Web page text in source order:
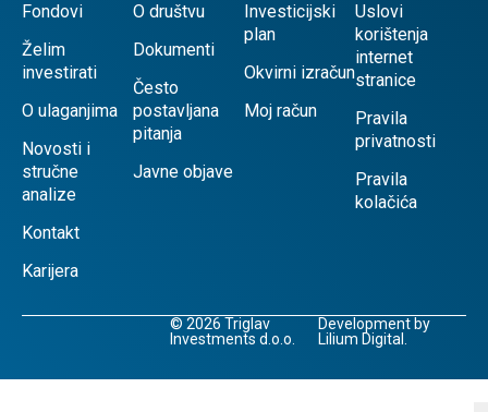
Fondovi
Želim
investirati
O ulaganjima
Novosti i
stručne
analize
Kontakt
Karijera
O društvu
Dokumenti
Često
postavljana
pitanja
Javne objave
Investicijski
plan
Okvirni izračun
Moj račun
Uslovi
korištenja
internet
stranice
Pravila
privatnosti
Pravila
kolačića
© 2026 Triglav
Investments d.o.o.
Development by
Lilium Digital.